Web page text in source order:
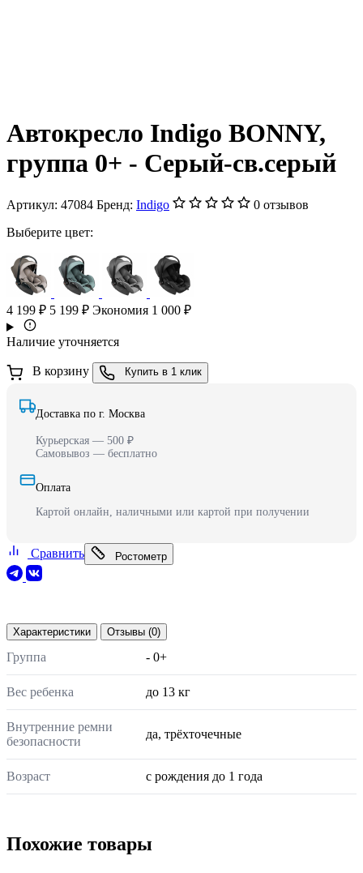
Автокресло Indigo BONNY,
группа 0+ - Серый-св.серый
Артикул: 47084 Бренд: Indigo
0 отзывов
Выберите цвет:
4 199 ₽ 5 199 ₽ Экономия 1 000 ₽
Наличие уточняется
В корзину Купить в 1 клик
Доставка по г. Москва
Курьерская — 500 ₽
Самовывоз — бесплатно
Оплата
Картой онлайн, наличными или картой при получении
Сравнить Ростометр
Характеристики Отзывы (0)
Группа - 0+
Вес ребенка до 13 кг
Внутренние ремни
безопасности
да, трёхточечные
Возраст с рождения до 1 года
Похожие товары